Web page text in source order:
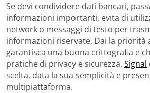
Se devi condividere dati bancari,
informazioni importanti, evita di
network o messaggi di testo per
informazioni riservate. Dai la priorità
garantisca una buona crittografia e
pratiche di privacy e sicurezza. Signal
scelta, data la sua semplicità e
multipiattaforma.